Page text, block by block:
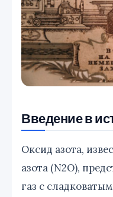
Введение в
Оксид азота,
азота (N2O),
газ с